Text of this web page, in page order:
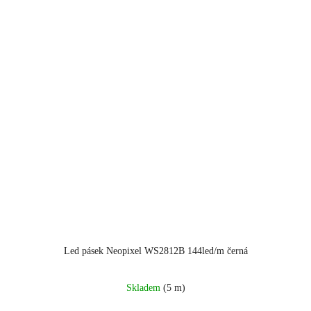
Led pásek Neopixel WS2812B 144led/m černá
Skladem (5 m)